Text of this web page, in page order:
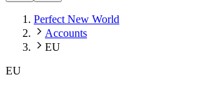
Perfect New World
Accounts
EU
EU